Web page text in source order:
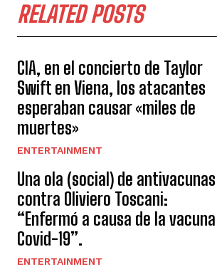
RELATED POSTS
CIA, en el concierto de Taylor
Swift en Viena, los atacantes
esperaban causar «miles de
muertes»
ENTERTAINMENT
Una ola (social) de antivacunas
contra Oliviero Toscani:
“Enfermó a causa de la vacuna
Covid-19”.
ENTERTAINMENT